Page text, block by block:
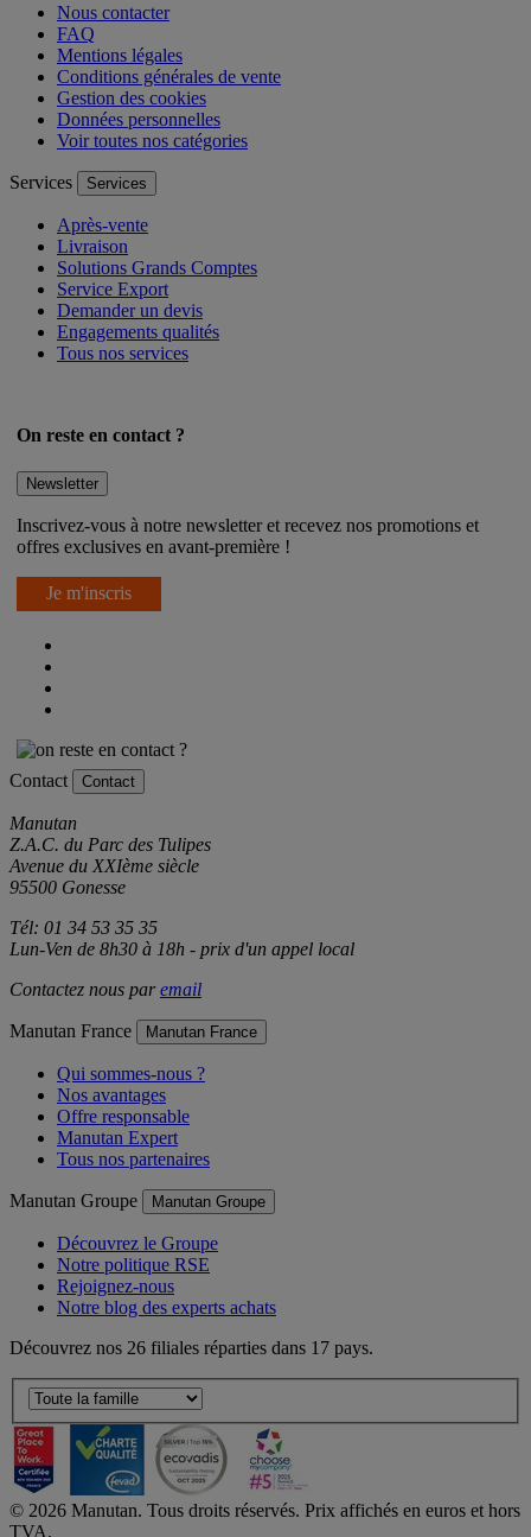
Nous contacter
FAQ
Mentions légales
Conditions générales de vente
Gestion des cookies
Données personnelles
Voir toutes nos catégories
Services Services
Après-vente
Livraison
Solutions Grands Comptes
Service Export
Demander un devis
Engagements qualités
Tous nos services
On reste en contact ?
Newsletter
Inscrivez-vous à notre newsletter et recevez nos promotions et
offres exclusives en avant-première !
Je m'inscris
Contact Contact
Manutan
Z.A.C. du Parc des Tulipes
Avenue du XXIème siècle
95500 Gonesse
Tél: 01 34 53 35 35
Lun-Ven de 8h30 à 18h - prix d'un appel local
Contactez nous paremail
Manutan France Manutan France
Qui sommes-nous ?
Nos avantages
Offre responsable
Manutan Expert
Tous nos partenaires
Manutan Groupe Manutan Groupe
Découvrez le Groupe
Notre politique RSE
Rejoignez-nous
Notre blog des experts achats
Découvrez nos 26 filiales réparties dans 17 pays.
© 2026 Manutan. Tous droits réservés. Prix affichés en euros et hors
TVA.